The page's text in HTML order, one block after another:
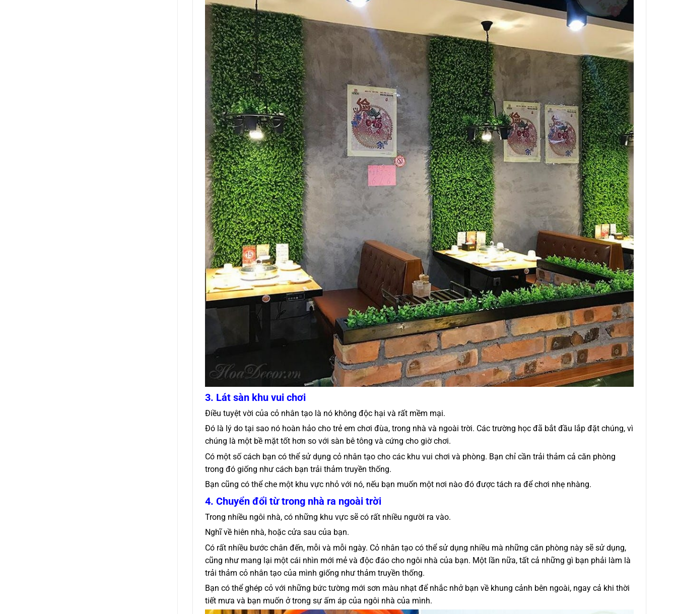
3. Lát sàn khu vui chơi
Điều tuyệt vời của cỏ nhân tạo là nó không độc hại và rất mềm mại.
Đó là lý do tại sao nó hoàn hảo cho trẻ em chơi đùa, trong nhà và ngoài trời. Các trường học đã bắt đầu lắp đặt chúng, vì
chúng là một bề mặt tốt hơn so với sàn bê tông và cứng cho giờ chơi.
Có một số cách bạn có thể sử dụng cỏ nhân tạo cho các khu vui chơi và phòng. Bạn chỉ cần trải thảm cả căn phòng
trong đó giống như cách bạn trải thảm truyền thống.
Bạn cũng có thể che một khu vực nhỏ với nó, nếu bạn muốn một nơi nào đó được tách ra để chơi nhẹ nhàng.
4. Chuyển đổi từ trong nhà ra ngoài trời
Trong nhiều ngôi nhà, có những khu vực sẽ có rất nhiều người ra vào.
Nghĩ về hiên nhà, hoặc cửa sau của bạn.
Có rất nhiều bước chân đến, mỗi và mỗi ngày. Cỏ nhân tạo có thể sử dụng nhiều mà những căn phòng này sẽ sử dụng,
cũng như mang lại một cái nhìn mới mẻ và độc đáo cho ngôi nhà của bạn. Một lần nữa, tất cả những gì bạn phải làm là
trải thảm cỏ nhân tạo của mình giống như thảm truyền thống.
Bạn có thể ghép cỏ với những bức tường mới sơn màu nhạt để nhắc nhở bạn về khung cảnh bên ngoài, ngay cả khi thời
tiết mưa và bạn muốn ở trong sự ấm áp của ngôi nhà của mình.